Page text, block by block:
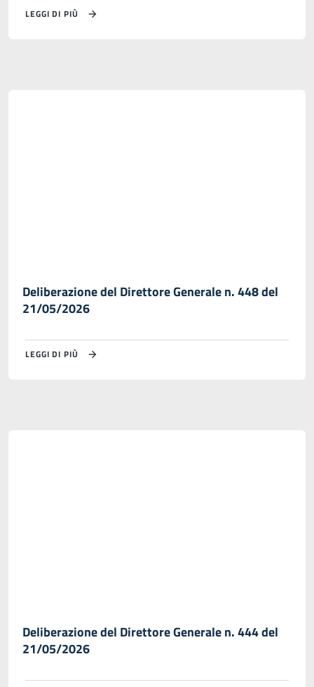
LEGGI DI PIÙ
Deliberazione del Direttore Generale n. 448 del
21/05/2026
LEGGI DI PIÙ
Deliberazione del Direttore Generale n. 444 del
21/05/2026